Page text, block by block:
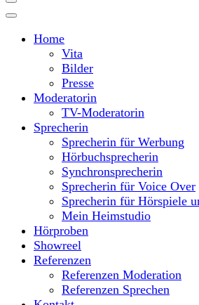
Home
Vita
Bilder
Presse
Moderatorin
TV-Moderatorin
Sprecherin
Sprecherin für Werbung
Hörbuchsprecherin
Synchronsprecherin
Sprecherin für Voice Over
Sprecherin für Hörspiele
Mein Heimstudio
Hörproben
Showreel
Referenzen
Referenzen Moderation
Referenzen Sprechen